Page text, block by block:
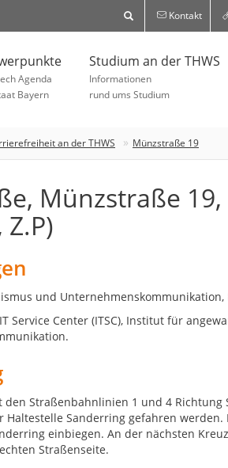
Kontakt
Agenda
Bayern
Studium an der THWS
Informationen
rund ums Studium
an der THWS Münzstraße 19
Münzstraße
und
Service Center (ITSC), Institut für
Straßenbahnlinien 1 und 4 Richtung
Sanderring gefahren
einbiegen. An der nächsten
Straßenseite.